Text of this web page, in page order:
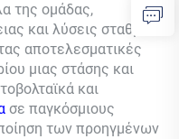
της ομάδας,
και λύσεις σταθμών
αποτελεσματικές
μιας στάσης και
και
σε παγκόσμιους
των προηγμένων